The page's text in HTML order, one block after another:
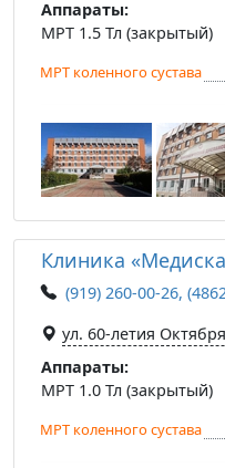
Аппараты:
МРТ 1.5 Тл (закрытый)
МРТ коленного сустава
Клиника
(919) 260-00-26,
ул. 60-летия
Аппараты:
МРТ 1.0 Тл (закрытый)
МРТ коленного сустава